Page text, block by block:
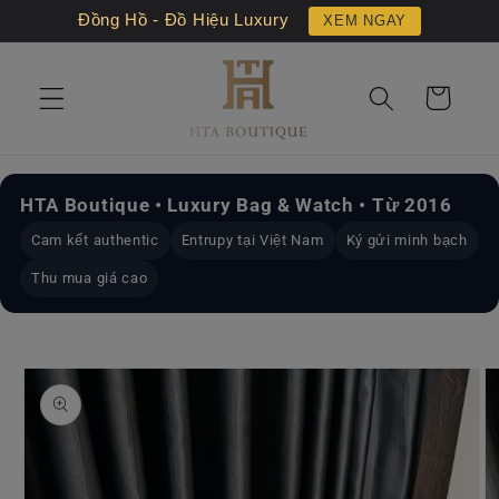
Đồng Hồ - Đồ Hiệu Luxury XEM NGAY
đến nội
Giỏ
hàng
HTA Boutique • Luxury Bag & Watch • Từ 2016
Cam kết authentic Entrupy tại Việt Nam Ký gửi minh bạch
Thu mua giá cao
đến
thông
tin sản
phẩm